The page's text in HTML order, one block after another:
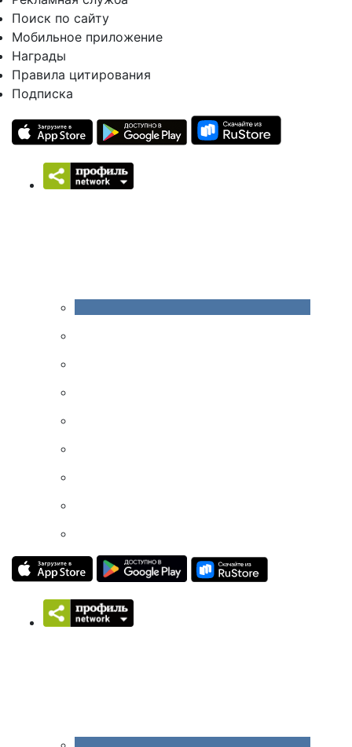
Поиск по сайту
Мобильное приложение
Награды
Правила цитирования
Подписка